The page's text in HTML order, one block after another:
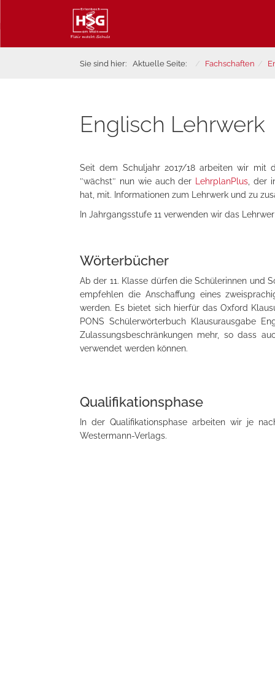
Sie sind hier: Aktuelle Seite: Fachschaften
Englisch Lehrwerk
Seit dem Schuljahr 2017/18 arbeiten wir mit
″wächst″ nun wie auch der
LehrplanPlus , der
hat, mit. Informationen zum Lehrwerk und zu
In Jahrgangsstufe 11 verwenden wir das
Wörterbücher
Ab der 11. Klasse dürfen die Schülerinnen und
empfehlen die Anschaffung eines
werden. Es bietet sich hierfür das Oxford
PONS Schülerwörterbuch Klausurausgabe
Zulassungsbeschränkungen mehr, so dass
verwendet werden können.
Qualifikationsphase
In der Qualifikationsphase arbeiten wir je
Westermann-Verlags.